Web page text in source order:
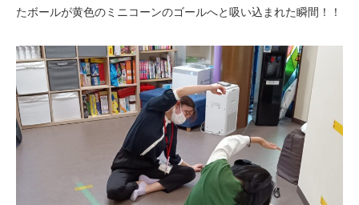
たボールが黄色のミニコーンのゴールへと吸い込まれた瞬間！！